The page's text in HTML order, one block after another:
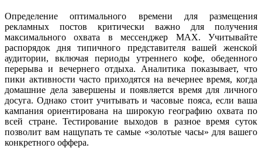
Определение оптимального времени для размещения
рекламных постов критически важно для получения
максимального охвата в мессенджер MAX. Учитывайте
распорядок дня типичного представителя вашей женской
аудитории, включая периоды утреннего кофе, обеденного
перерыва и вечернего отдыха. Аналитика показывает, что
пики активности часто приходятся на вечернее время, когда
домашние дела завершены и появляется время для личного
досуга. Однако стоит учитывать и часовые пояса, если ваша
кампания ориентирована на широкую географию охвата по
всей стране. Тестирование выходов в разное время суток
позволит вам нащупать те самые «золотые часы» для вашего
конкретного оффера.